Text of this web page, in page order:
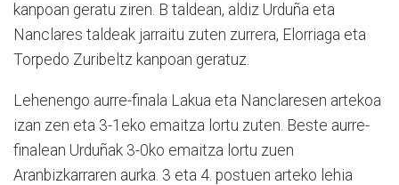
kanpoan geratu ziren. B taldean, aldiz Urduña eta
Nanclares taldeak jarraitu zuten zurrera, Elorriaga eta
Torpedo Zuribeltz kanpoan geratuz.
Lehenengo aurre-finala Lakua eta Nanclaresen artekoa
izan zen eta 3-1eko emaitza lortu zuten. Beste aurre-
finalean Urduñak 3-0ko emaitza lortu zuen
Aranbizkarraren aurka. 3 eta 4. postuen arteko lehia